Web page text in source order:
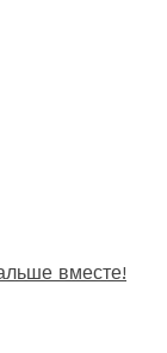
вместе!